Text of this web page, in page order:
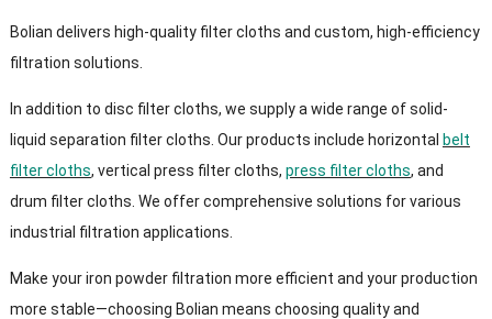
Bolian delivers high-quality filter cloths and custom, high-efficiency
filtration solutions
In addition to disc filter cloths, we supply a wide range of solid-
liquid separation filter cloths Our products include horizontal belt
filter cloths, vertical press filter cloths, press filter cloths, and
drum filter cloths We offer comprehensive solutions for various
industrial filtration applications
Make your iron powder filtration more efficient and your production
more stable—choosing Bolian means choosing quality and